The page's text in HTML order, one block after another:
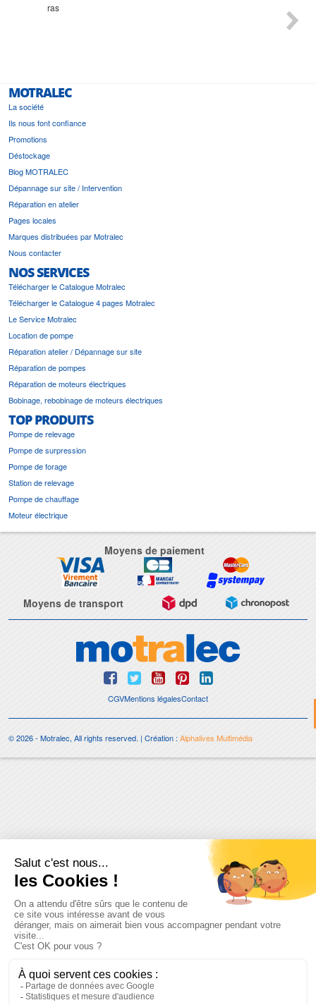
ras
MOTRALEC
La société
Ils nous font confiance
Promotions
Déstockage
Blog MOTRALEC
Dépannage sur site / Intervention
Réparation en atelier
Pages locales
Marques distribuées par Motralec
Nous contacter
NOS SERVICES
Télécharger le Catalogue Motralec
Télécharger le Catalogue 4 pages Motralec
Le Service Motralec
Location de pompe
Réparation atelier / Dépannage sur site
Réparation de pompes
Réparation de moteurs électriques
Bobinage, rebobinage de moteurs électriques
TOP PRODUITS
Pompe de relevage
Pompe de surpression
Pompe de forage
Station de relevage
Pompe de chauffage
Moteur électrique
Moyens de paiement
Moyens de transport
CGVMentions légalesContact
© 2026 - Motralec, All rights reserved. | Création :Alphalives Multimédia